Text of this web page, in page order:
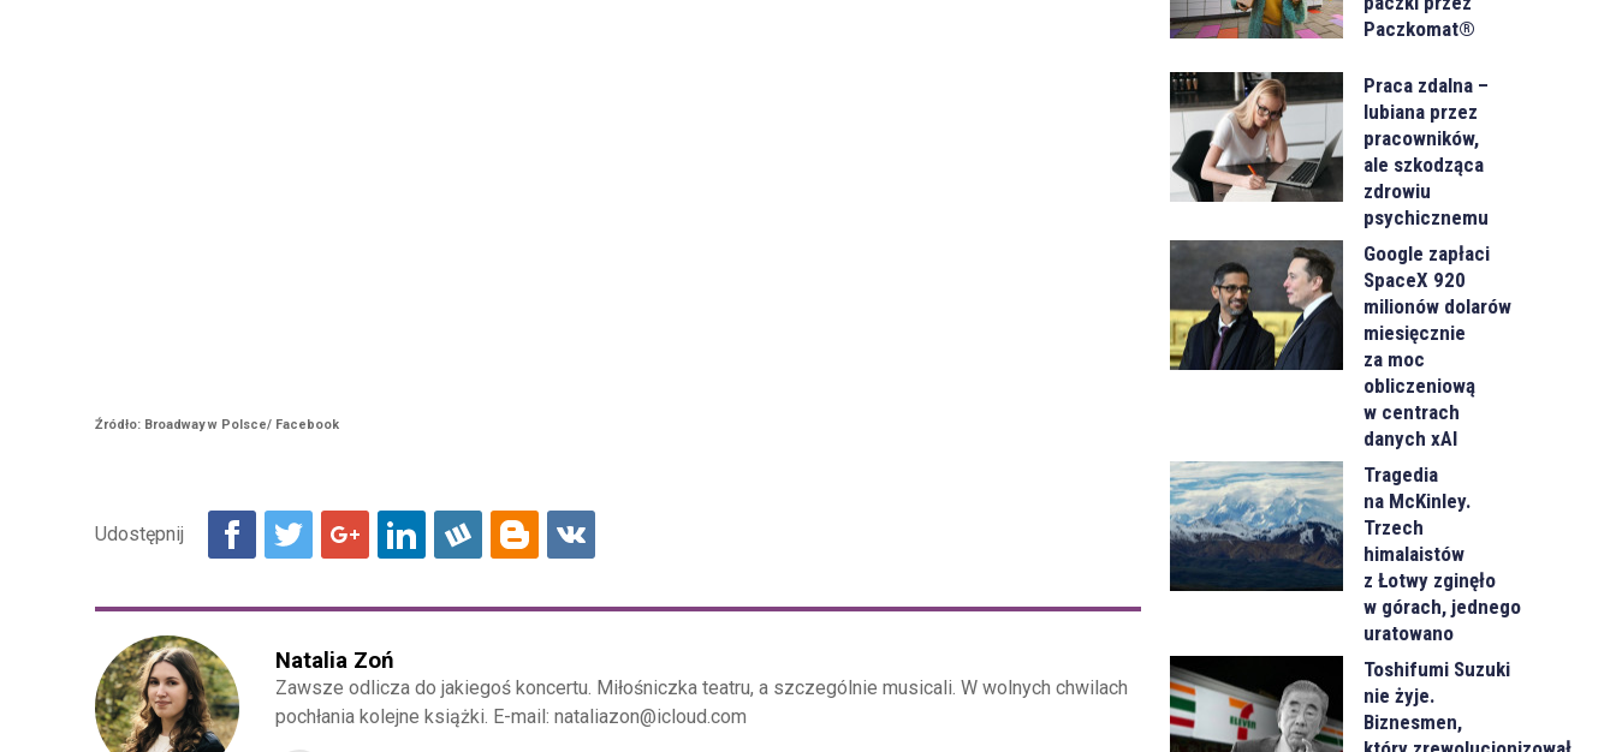
Źródło: Broadway w Polsce/ Facebook
Natalia Zoń
Zawsze odlicza do jakiegoś koncertu. Miłośniczka teatru, a szczególnie musicali. W wolnych chwilach
pochłania kolejne książki. E-mail: nataliazon@icloud.com
Paczkomat®
Praca zdalna –
lubiana przez
pracowników,
ale szkodząca
zdrowiu
psychicznemu
Google zapłaci
SpaceX 920
milionów dolarów
miesięcznie
za moc
obliczeniową
w centrach
danych xAI
Tragedia
na McKinley.
Trzech
himalaistów
z Łotwy zginęło
w górach, jednego
uratowano
Toshifumi Suzuki
nie żyje.
Biznesmen,